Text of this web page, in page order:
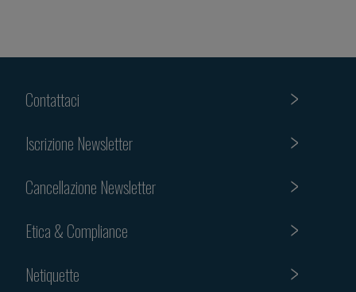
Contattaci
Iscrizione Newsletter
Cancellazione Newsletter
Etica & Compliance
Netiquette